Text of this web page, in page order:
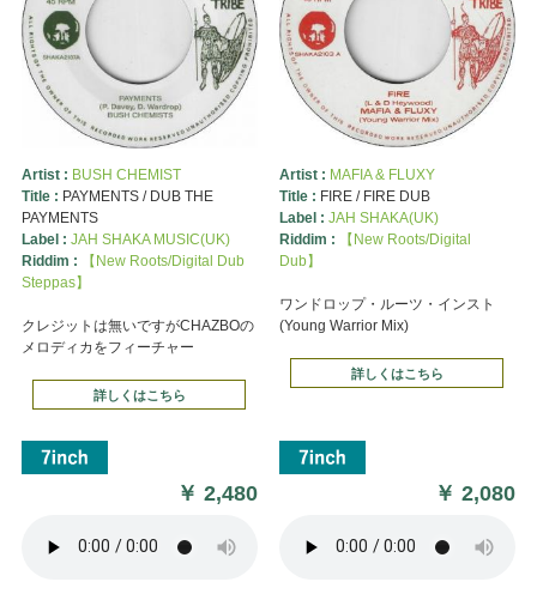
Artist : BUSH CHEMIST
Title : PAYMENTS / DUB THE
PAYMENTS
Label : JAH SHAKA MUSIC(UK)
Riddim :
【New Roots/Digital Dub
Steppas】
クレジットは無いですがCHAZBOの
メロディカをフィーチャー
詳しくはこちら
￥2,480
Artist : MAFIA & FLUXY
Title : FIRE / FIRE DUB
Label : JAH SHAKA(UK)
Riddim :
【New Roots/Digital
Dub】
ワンドロップ・ルーツ・インスト
(Young Warrior Mix)
詳しくはこちら
￥2,080